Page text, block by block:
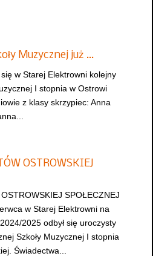
Muzycznej już …
w Starej Elektrowni kolejny
I stopnia w Ostrowi
z klasy skrzypiec: Anna
OSTROWSKIEJ
SPOŁECZNEJ
w Starej Elektrowni na
2025 odbył się uroczysty
Szkoły Muzycznej I stopnia
Świadectwa...